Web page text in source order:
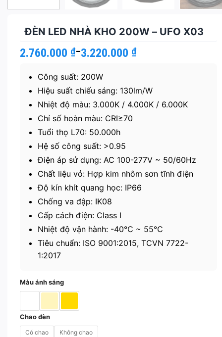
ĐÈN LED NHÀ KHO 200W – UFO X03
2.760.000 ₫–3.220.000 ₫
Khoảng
giá:
2.760.000 ₫
3.220.000 ₫
Công suất: 200W
Hiệu suất chiếu sáng: 130lm/W
Nhiệt độ màu: 3.000K / 4.000K / 6.000K
Chỉ số hoàn màu: CRI≥70
Tuổi thọ L70: 50.000h
Hệ số công suất: >0.95
Điện áp sử dụng: AC 100-277V ~ 50/60Hz
Chất liệu vỏ: Hợp kim nhôm sơn tĩnh điện
Độ kín khít quang học: IP66
Chống va đập: IK08
Cấp cách điện: Class I
Nhiệt độ vận hành: -40℃ ~ 55℃
Tiêu chuẩn: ISO 9001:2015, TCVN 7722-
1:2017
Màu ánh sáng
Chao đèn
Có chao Không chao